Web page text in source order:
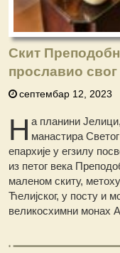
Скит
прославио свог
септембар 12, 2023
Н а планини
манастира
епархије у егзилу
из петог века
маленом скиту,
Ћелијског, у посту и
великосхимни монах